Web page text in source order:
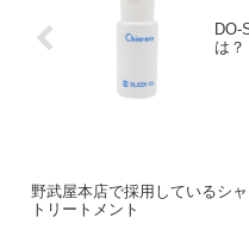
DO-
は？
野武屋本店で採用しているシ
トリートメント